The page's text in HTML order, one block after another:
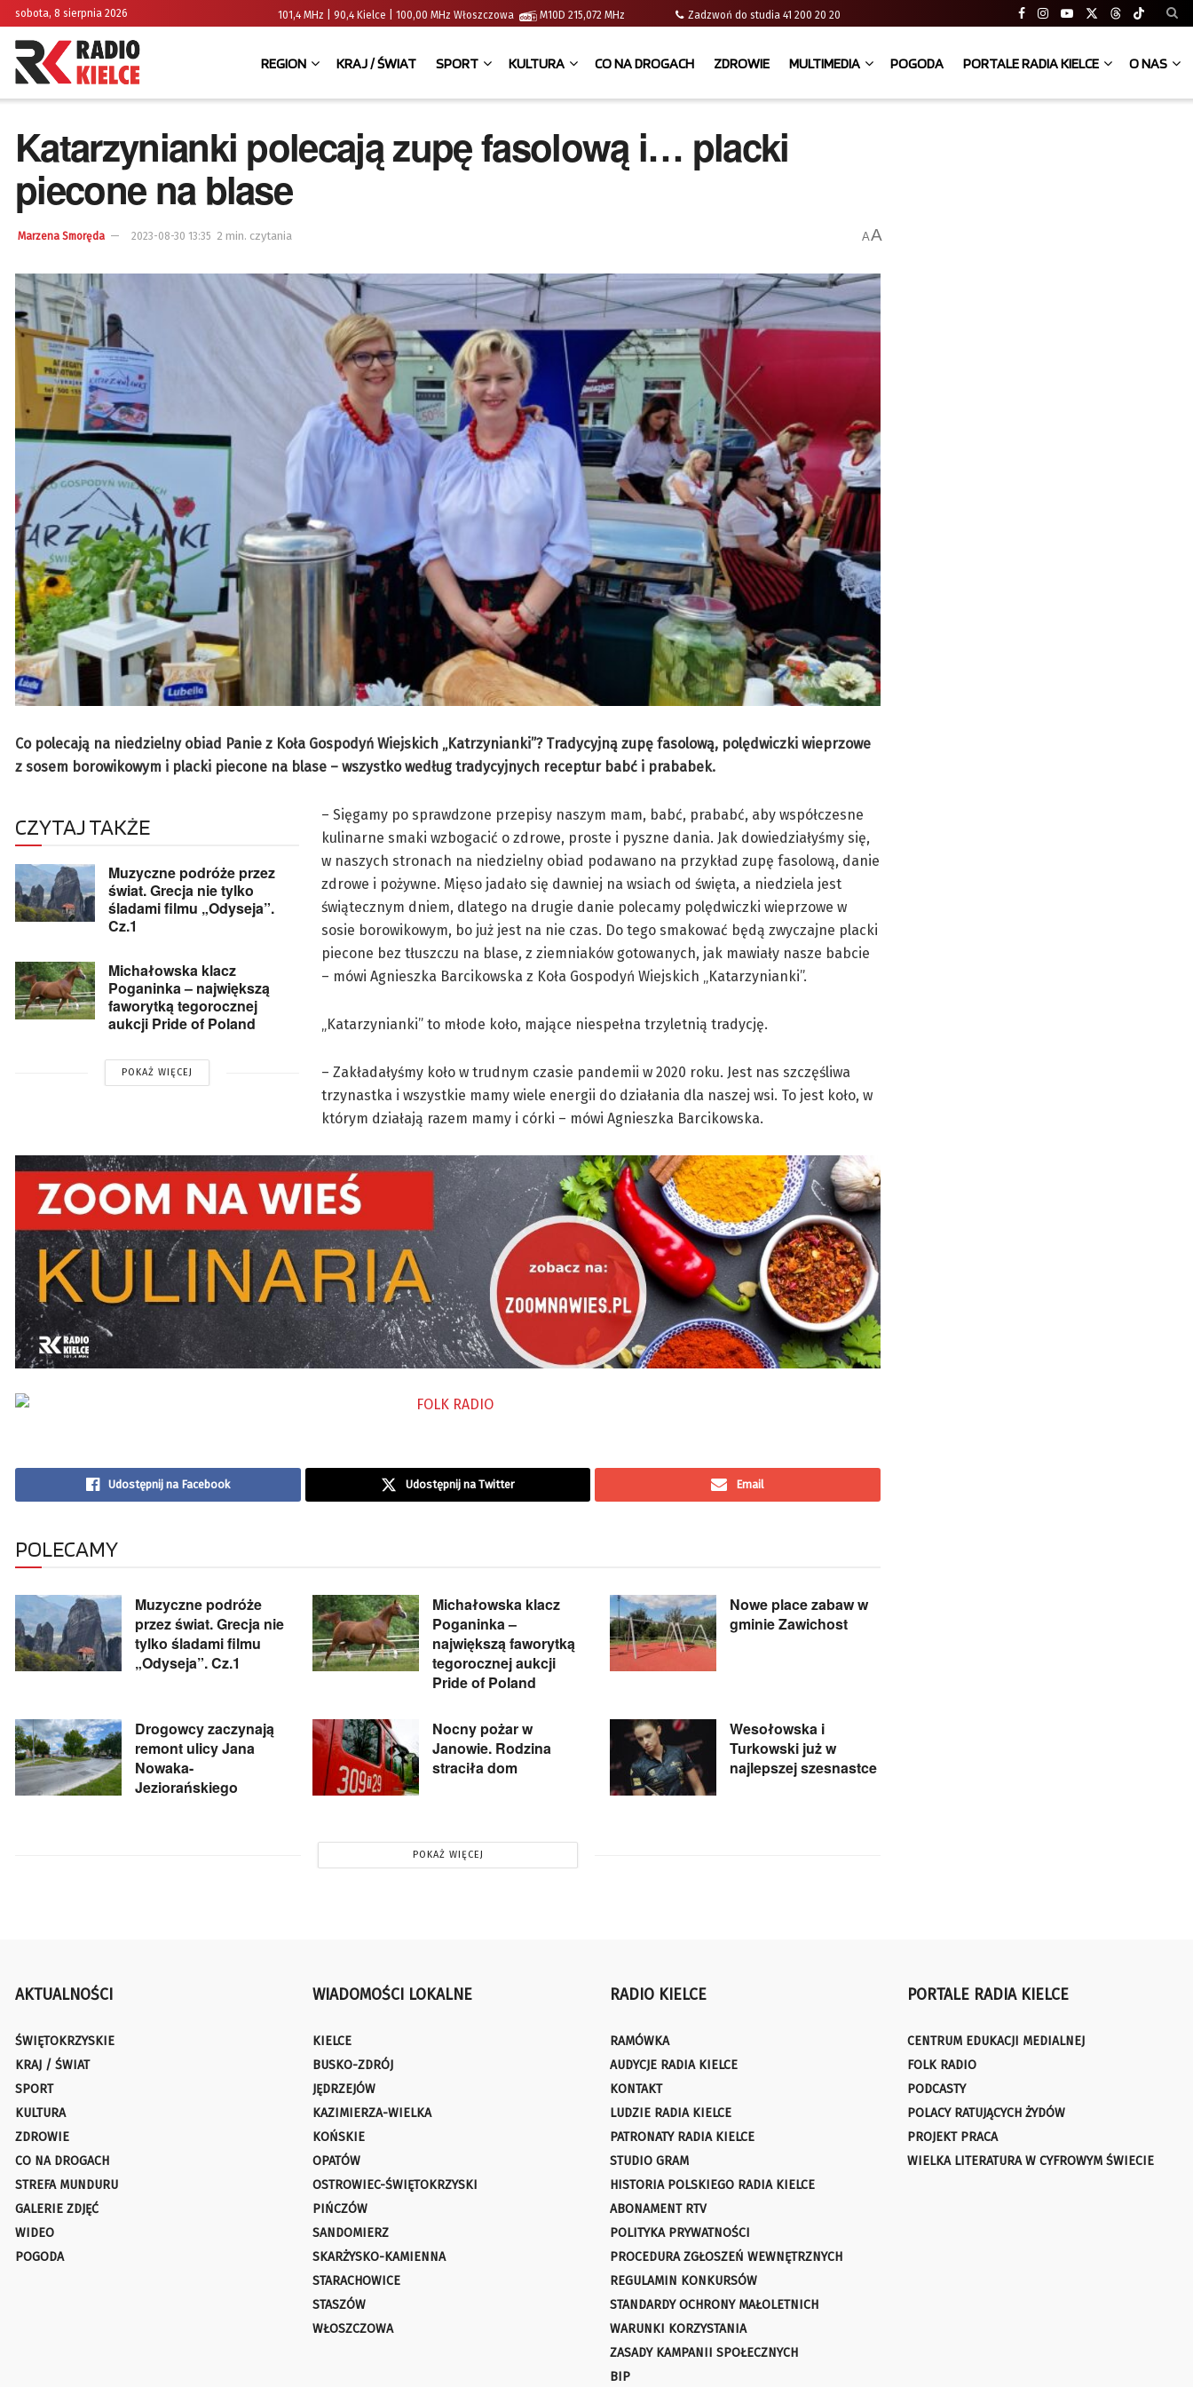
sobota, 8 sierpnia 2026 101,4 MHz | 90,4 Kielce | 100,00 MHz Włoszczowa M10D 215,072 MHz Zadzwoń do studia 41 200 20 20
REGION KRAJ / ŚWIAT SPORT KULTURA CO NA DROGACH ZDROWIE MULTIMEDIA POGODA PORTALE RADIA KIELCE O NAS
Katarzynianki polecają zupę fasolową i… placki
piecone na blase
Marzena Smoręda 2023-08-30 13:35 2 min. czytania AA
Co polecają na niedzielny obiad Panie z Koła Gospodyń Wiejskich „Katrzynianki”? Tradycyjną zupę fasolową, polędwiczki wieprzowe
z sosem borowikowym i placki piecone na blase – wszystko według tradycyjnych receptur babć i prababek.
CZYTAJ TAKŻE
Muzyczne podróże przez
świat. Grecja nie tylko
śladami filmu „Odyseja”.
Cz.1
Michałowska klacz
Poganinka – największą
faworytką tegorocznej
aukcji Pride of Poland
POKAŻ WIĘCEJ
– Sięgamy po sprawdzone przepisy naszym mam, babć, prababć, aby współczesne
kulinarne smaki wzbogacić o zdrowe, proste i pyszne dania. Jak dowiedziałyśmy się,
w naszych stronach na niedzielny obiad podawano na przykład zupę fasolową, danie
zdrowe i pożywne. Mięso jadało się dawniej na wsiach od święta, a niedziela jest
świątecznym dniem, dlatego na drugie danie polecamy polędwiczki wieprzowe w
sosie borowikowym, bo już jest na nie czas. Do tego smakować będą zwyczajne placki
piecone bez tłuszczu na blase, z ziemniaków gotowanych, jak mawiały nasze babcie
– mówi Agnieszka Barcikowska z Koła Gospodyń Wiejskich „Katarzynianki”.
„Katarzynianki” to młode koło, mające niespełna trzyletnią tradycję.
– Zakładałyśmy koło w trudnym czasie pandemii w 2020 roku. Jest nas szczęśliwa
trzynastka i wszystkie mamy wiele energii do działania dla naszej wsi. To jest koło, w
którym działają razem mamy i córki – mówi Agnieszka Barcikowska.
Udostępnij na Facebook Udostępnij na Twitter Email
POLECAMY
Muzyczne podróże
przez świat. Grecja nie
tylko śladami filmu
„Odyseja”. Cz.1
Michałowska klacz
Poganinka –
największą faworytką
tegorocznej aukcji
Pride of Poland
Nowe place zabaw w
gminie Zawichost
Drogowcy zaczynają
remont ulicy Jana
Nowaka-
Jeziorańskiego
Nocny pożar w
Janowie. Rodzina
straciła dom
Wesołowska i
Turkowski już w
najlepszej szesnastce
POKAŻ WIĘCEJ
AKTUALNOŚCI
ŚWIĘTOKRZYSKIE
KRAJ / ŚWIAT
SPORT
KULTURA
ZDROWIE
CO NA DROGACH
STREFA MUNDURU
GALERIE ZDJĘĆ
WIDEO
POGODA
WIADOMOŚCI LOKALNE
KIELCE
BUSKO-ZDRÓJ
JĘDRZEJÓW
KAZIMIERZA-WIELKA
KOŃSKIE
OPATÓW
OSTROWIEC-ŚWIĘTOKRZYSKI
PIŃCZÓW
SANDOMIERZ
SKARŻYSKO-KAMIENNA
STARACHOWICE
STASZÓW
WŁOSZCZOWA
RADIO KIELCE
RAMÓWKA
AUDYCJE RADIA KIELCE
KONTAKT
LUDZIE RADIA KIELCE
PATRONATY RADIA KIELCE
STUDIO GRAM
HISTORIA POLSKIEGO RADIA KIELCE
ABONAMENT RTV
POLITYKA PRYWATNOŚCI
PROCEDURA ZGŁOSZEŃ WEWNĘTRZNYCH
REGULAMIN KONKURSÓW
STANDARDY OCHRONY MAŁOLETNICH
WARUNKI KORZYSTANIA
ZASADY KAMPANII SPOŁECZNYCH
BIP
PORTALE RADIA KIELCE
CENTRUM EDUKACJI MEDIALNEJ
FOLK RADIO
PODCASTY
POLACY RATUJĄCYCH ŻYDÓW
PROJEKT PRACA
WIELKA LITERATURA W CYFROWYM ŚWIECIE